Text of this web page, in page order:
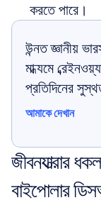
করতে পারে।
উন্নত জ্ঞানীয়
মাধ্যমে
প্রতিদিনের
আমাকে দেখান
জীবনযাত্রার
বাইপোলার